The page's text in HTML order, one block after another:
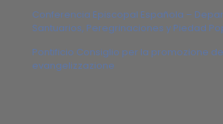
Conferencia Episcopal Española –
Santuarios, Peregrinaciones y Piedad
Pontificio Consiglio per la promozione
evangelizzazione